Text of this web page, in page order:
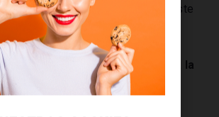
trabajo, sobre todo si éste
como principal entorno.
posibilidades,
Google engloba la
programas o entornos